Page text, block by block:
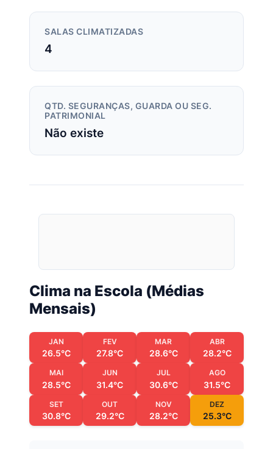
SALAS CLIMATIZADAS
4
QTD. SEGURANÇAS, GUARDA OU SEG.
PATRIMONIAL
Não existe
Clima na Escola (Médias
Mensais)
JAN
26.5°C
FEV
27.8°C
MAR
28.6°C
ABR
28.2°C
MAI
28.5°C
JUN
31.4°C
JUL
30.6°C
AGO
31.5°C
SET
30.8°C
OUT
29.2°C
NOV
28.2°C
DEZ
25.3°C